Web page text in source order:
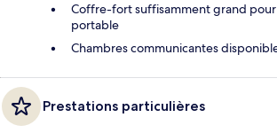
Coffre-fort suffisamment grand
portable
Chambres communicantes
Prestations particulières